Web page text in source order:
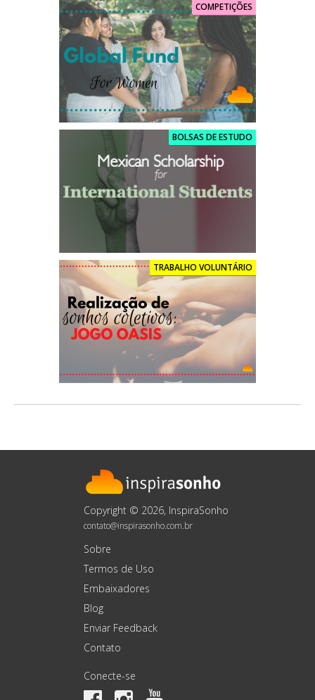
COMPETIÇÕES
BOLSAS DE ESTUDO
TRABALHO VOLUNTÁRIO
Copyright © 2026, InspiraSonho
contato@inspirasonho.com.br
Sobre
Termos de Uso
Embaixadores
Blog
Enviar Feedback
Contato
Conecte-se